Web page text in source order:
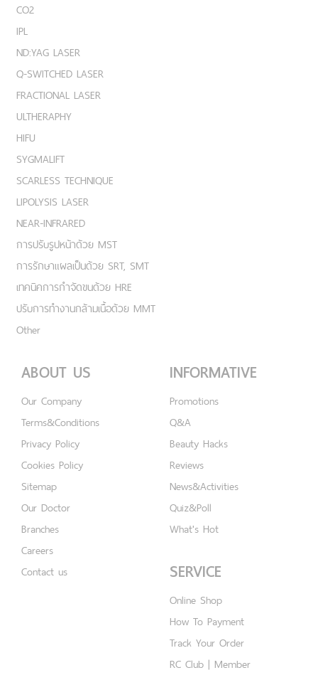
CO2
IPL
ND:YAG LASER
Q-SWITCHED LASER
FRACTIONAL LASER
ULTHERAPHY
HIFU
SYGMALIFT
SCARLESS TECHNIQUE
LIPOLYSIS LASER
NEAR-INFRARED
การปรับรูปหน้าด้วย MST
การรักษาแผลเป็นด้วย SRT, SMT
เทคนิคการกำจัดขนด้วย HRE
ปรับการทำงานกล้ามเนื้อด้วย MMT
Other
ABOUT US
Our Company
Terms&Conditions
Privacy Policy
Cookies Policy
Sitemap
Our Doctor
Branches
Careers
Contact us
INFORMATIVE
Promotions
Q&A
Beauty Hacks
Reviews
News&Activities
Quiz&Poll
What's Hot
SERVICE
Online Shop
How To Payment
Track Your Order
RC Club | Member